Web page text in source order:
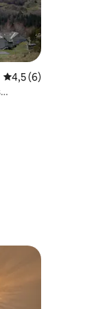
4,5 de uma
4,5 (6)